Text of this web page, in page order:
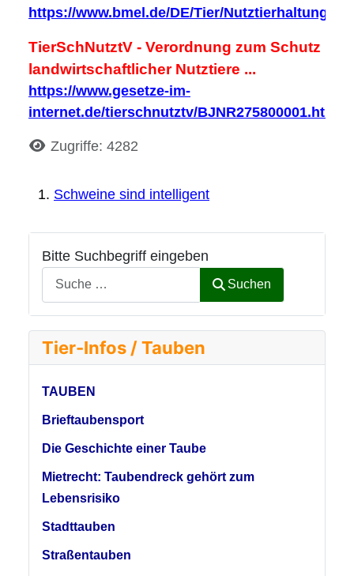
Bitte Suchbegriff eingeben
Suchen
Tier-Infos / Tauben
TAUBEN
Brieftaubensport
Die Geschichte einer Taube
Mietrecht: Taubendreck gehört zum
Lebensrisiko
Stadttauben
Straßentauben
https://www.bmel.de/DE/Tier/Nutztierhaltung/
TierSchNutztV - Verordnung zum Schutz
landwirtschaftlicher Nutztiere ...
https://www.gesetze-im-
internet.de/tierschnutztv/BJNR275800001.html
DetailsZugriffe: 4282
Schweine sind intelligent